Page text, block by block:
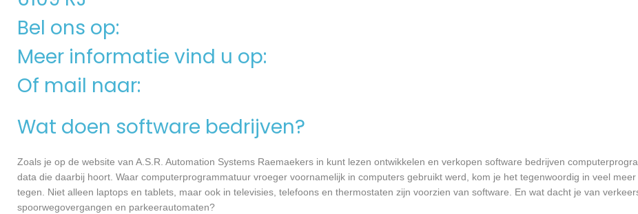
Bel ons op:
Meer informatie vind u op:
Of mail naar:
Wat doen software bedrijven?
Zoals je op de website van A.S.R. Automation Systems Raemaekers in kunt lezen ontwikkelen en verkopen software bedrijven
data die daarbij hoort. Waar computerprogrammatuur vroeger voornamelijk in computers gebruikt werd, kom je het tegenwoordig in veel
tegen. Niet alleen laptops en tablets, maar ook in televisies, telefoons en thermostaten zijn voorzien van software. En wat dacht je van
spoorwegovergangen en parkeerautomaten?